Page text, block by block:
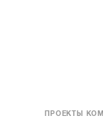
ПРОЕКТЫ